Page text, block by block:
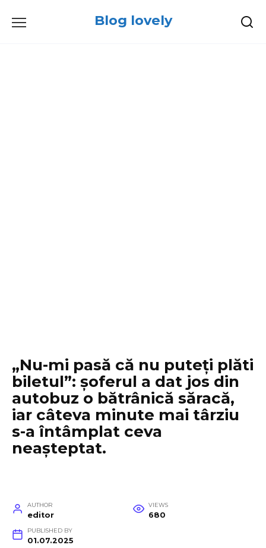
Blog lovely
„Nu-mi pasă că nu puteți plăti
biletul”: șoferul a dat jos din
autobuz o bătrânică săracă,
iar câteva minute mai târziu
s-a întâmplat ceva
neașteptat.
AUTHOR
editor
VIEWS
680
PUBLISHED BY
01.07.2025